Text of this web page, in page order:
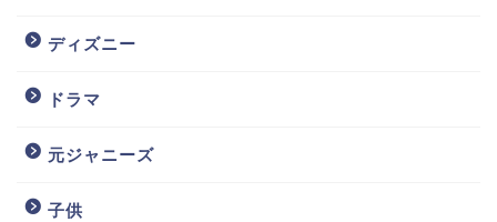
ディズニー
ドラマ
元ジャニーズ
子供